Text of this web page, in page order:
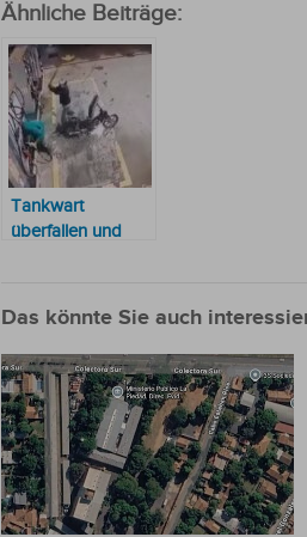
Ähnliche Beiträge:
Tankwart
überfallen und
Das könnte Sie auch